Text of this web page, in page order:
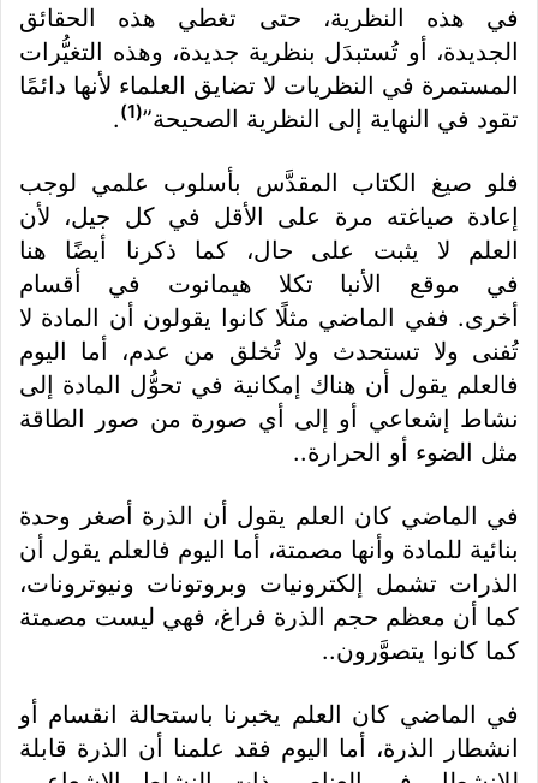
في هذه النظرية، حتى تغطي هذه الحقائق
الجديدة، أو تُستبدَل بنظرية جديدة، وهذه التغيُّرات
المستمرة في النظريات لا تضايق العلماء لأنها دائمًا
تقود في النهاية إلى النظرية الصحيحة”(1)
.
فلو صيغ الكتاب المقدَّس بأسلوب علمي لوجب
إعادة صياغته مرة على الأقل في كل جيل، لأن
العلم لا يثبت على حال، كما ذكرنا أيضًا هنا
في موقع الأنبا تكلا هيمانوت في أقسام
أخرى. ففي الماضي مثلًا كانوا يقولون أن المادة لا
تُفنى ولا تستحدث ولا تُخلق من عدم، أما اليوم
فالعلم يقول أن هناك إمكانية في تحوُّل المادة إلى
نشاط إشعاعي أو إلى أي صورة من صور الطاقة
مثل الضوء أو الحرارة..
في الماضي كان العلم يقول أن الذرة أصغر وحدة
بنائية للمادة وأنها مصمتة، أما اليوم فالعلم يقول أن
الذرات تشمل إلكترونيات وبروتونات ونيوترونات،
كما أن معظم حجم الذرة فراغ، فهي ليست مصمتة
كما كانوا يتصوَّرون..
في الماضي كان العلم يخبرنا باستحالة انقسام أو
انشطار الذرة، أما اليوم فقد علمنا أن الذرة قابلة